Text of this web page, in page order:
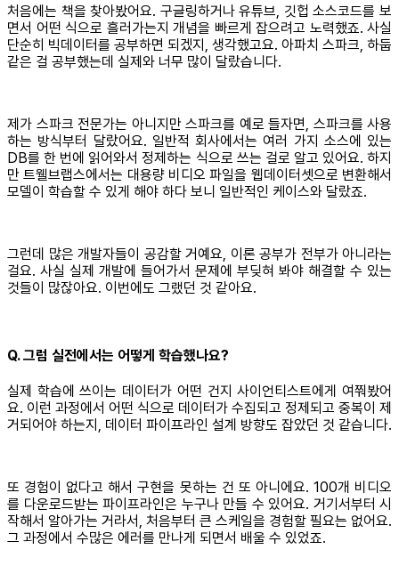
처음에는 책을 찾아봤어요. 구글링하거나 유튜브, 깃헙 소스코드를 보
면서 어떤 식으로 흘러가는지 개념을 빠르게 잡으려고 노력했죠. 사실
단순히 빅데이터를 공부하면 되겠지, 생각했고요. 아파치 스파크, 하둡
같은 걸 공부했는데 실제와 너무 많이 달랐습니다.
제가 스파크 전문가는 아니지만 스파크를 예로 들자면, 스파크를 사용
하는 방식부터 달랐어요. 일반적 회사에서는 여러 가지 소스에 있는
DB를 한 번에 읽어와서 정제하는 식으로 쓰는 걸로 알고 있어요. 하지
만 트웰브랩스에서는 대용량 비디오 파일을 웹데이터셋으로 변환해서
모델이 학습할 수 있게 해야 하다 보니 일반적인 케이스와 달랐죠.
그런데 많은 개발자들이 공감할 거예요, 이론 공부가 전부가 아니라는
걸요. 사실 실제 개발에 들어가서 문제에 부딪혀 봐야 해결할 수 있는
것들이 많잖아요. 이번에도 그랬던 것 같아요.
Q. 그럼 실전에서는 어떻게 학습했나요?
실제 학습에 쓰이는 데이터가 어떤 건지 사이언티스트에게 여쭤봤어
요. 이런 과정에서 어떤 식으로 데이터가 수집되고 정제되고 중복이 제
거되어야 하는지, 데이터 파이프라인 설계 방향도 잡았던 것 같습니다.
또 경험이 없다고 해서 구현을 못하는 건 또 아니에요. 100개 비디오
를 다운로드받는 파이프라인은 누구나 만들 수 있어요. 거기서부터 시
작해서 알아가는 거라서, 처음부터 큰 스케일을 경험할 필요는 없어요.
그 과정에서 수많은 에러를 만나게 되면서 배울 수 있었죠.